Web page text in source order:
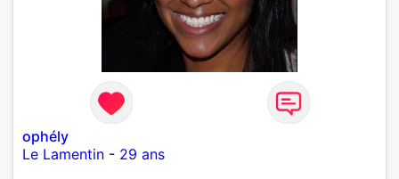
ophély
Le Lamentin - 29 ans